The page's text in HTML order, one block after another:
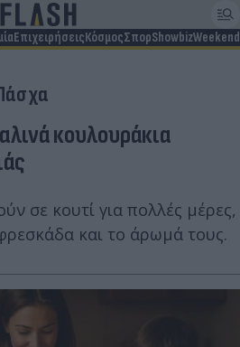
ΕπιχειρήσειςΚόσμοςΣπορShowbizWeekend
κουλουράκια
σε κουτί για πολλές μέρες,
και το άρωμά τους.